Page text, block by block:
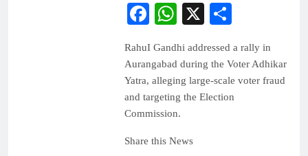
Facebook
WhatsApp
X
RahuI Gandhi addressed a rally in
Aurangabad during the Voter Adhikar
Yatra, alleging large-scale voter fraud
and targeting the Election
Commission.
Share this News